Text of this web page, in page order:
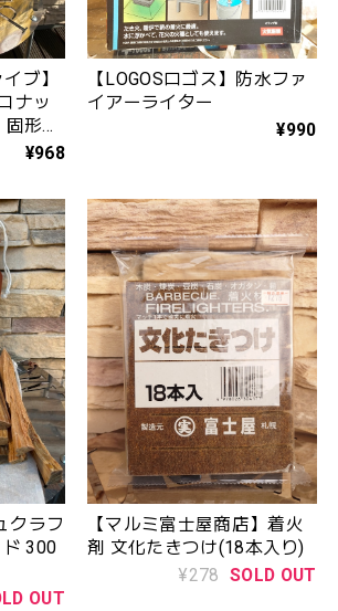
ブ】
ナッ
形燃
料 エコ燃料 長時間燃焼 】
¥968
【LOGOSロゴス】防水ファ
イアーライター
¥990
クラフ
ド 300
OUT
【マルミ富士屋商店】着火
剤 文化たきつけ(18本入り)
¥278 SOLD OUT